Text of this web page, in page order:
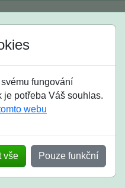
si vybrat
soutěže prázdniny
přijímacích
fungování
je potřeba Váš souhlas.
webu
vše Pouze funkční